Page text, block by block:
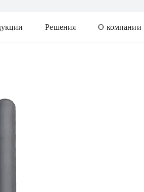
Решения О компании